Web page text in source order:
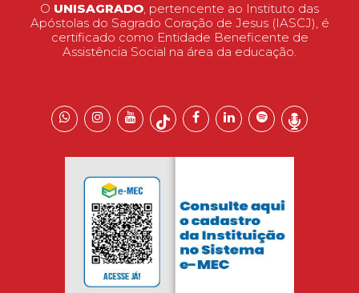
O UNISAGRADO, pertencente ao Instituto das
Apóstolas do Sagrado Coração de Jesus (IASCJ), é
certificado como Entidade Beneficente de
Assistência Social na área da educação.